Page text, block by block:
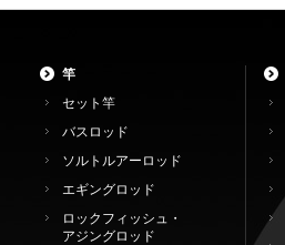
竿
セット竿
バスロッド
ソルトルアーロッド
エギングロッド
ロックフィッシュ・
アジングロッド